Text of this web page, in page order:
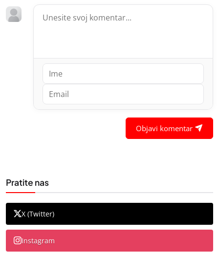
Objavi komentar
Pratite nas
X (Twitter)
Instagram